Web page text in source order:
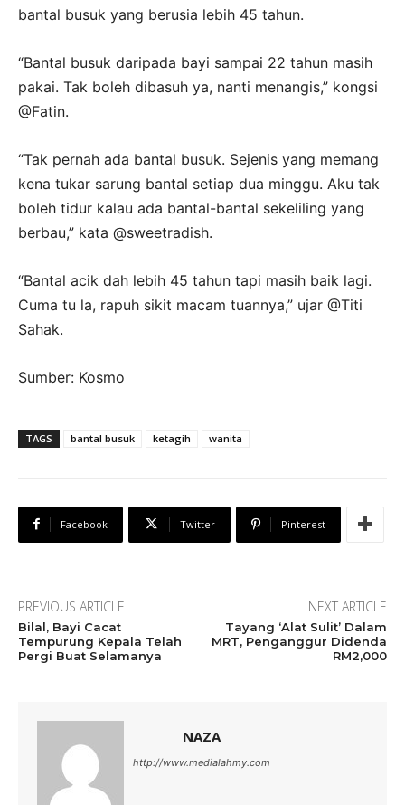
bantal busuk yang berusia lebih 45 tahun.
“Bantal busuk daripada bayi sampai 22 tahun masih
pakai. Tak boleh dibasuh ya, nanti menangis,” kongsi
@Fatin.
“Tak pernah ada bantal busuk. Sejenis yang memang
kena tukar sarung bantal setiap dua minggu. Aku tak
boleh tidur kalau ada bantal-bantal sekeliling yang
berbau,” kata @sweetradish.
“Bantal acik dah lebih 45 tahun tapi masih baik lagi.
Cuma tu la, rapuh sikit macam tuannya,” ujar @Titi
Sahak.
Sumber: Kosmo
TAGS bantal busuk ketagih wanita
Facebook Twitter Pinterest
PREVIOUS ARTICLE
Bilal, Bayi Cacat
Tempurung Kepala Telah
Pergi Buat Selamanya
NEXT ARTICLE
Tayang ‘Alat Sulit’ Dalam
MRT, Penganggur Didenda
RM2,000
NAZA
http://www.medialahmy.com